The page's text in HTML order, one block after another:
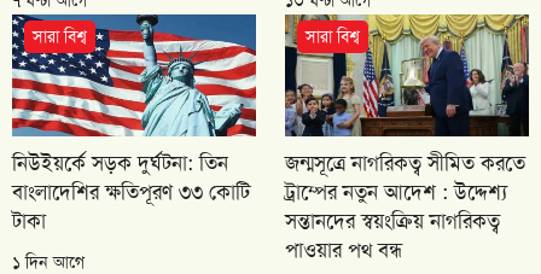
সারা বিশ্ব
নিউইয়র্কে সড়ক দুর্ঘটনা: তিন
বাংলাদেশির ক্ষতিপূরণ ৩৩ কোটি
টাকা
১ দিন আগে
সারা বিশ্ব
জন্মসূত্রে নাগরিকত্ব সীমিত করতে
ট্রাম্পের নতুন আদেশ : উদ্দেশ্য
সন্তানদের স্বয়ংক্রিয় নাগরিকত্ব
পাওয়ার পথ বন্ধ